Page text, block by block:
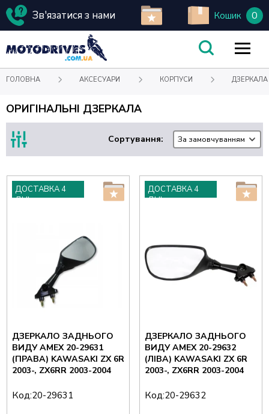
Зв'язатися з нами Кошик 0
ГОЛОВНА АКСЕСУАРИ КОРПУСИ ДЗЕРКАЛА
ОРИГІНАЛЬНІ ДЗЕРКАЛА
Сортування: За замовчуванням
ДОСТАВКА 4
ДНІ
ДЗЕРКАЛО ЗАДНЬОГО
ВИДУ AMEX 20-29631
(ПРАВА) KAWASAKI ZX 6R
2003-, ZX6RR 2003-2004
Код:20-29631
ДОСТАВКА 4
ДНІ
ДЗЕРКАЛО ЗАДНЬОГО
ВИДУ AMEX 20-29632
(ЛІВА) KAWASAKI ZX 6R
2003-, ZX6RR 2003-2004
Код:20-29632